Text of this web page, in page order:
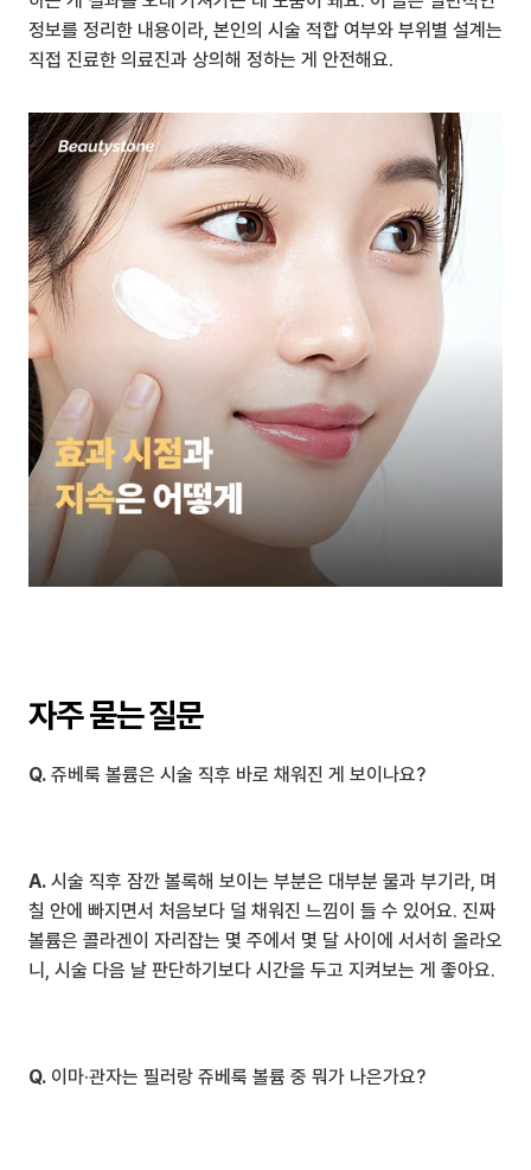
정보를 정리한 내용이라, 본인의 시술 적합 여부와 부위별 설계는
직접 진료한 의료진과 상의해 정하는 게 안전해요.
자주 묻는 질문
Q. 쥬베룩 볼륨은 시술 직후 바로 채워진 게 보이나요?
A. 시술 직후 잠깐 볼록해 보이는 부분은 대부분 물과 부기라, 며
칠 안에 빠지면서 처음보다 덜 채워진 느낌이 들 수 있어요. 진짜
볼륨은 콜라겐이 자리잡는 몇 주에서 몇 달 사이에 서서히 올라오
니, 시술 다음 날 판단하기보다 시간을 두고 지켜보는 게 좋아요.
Q. 이마·관자는 필러랑 쥬베룩 볼륨 중 뭐가 나은가요?